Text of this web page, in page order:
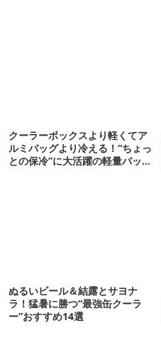
クーラーボックスより軽くてア
ルミバッグより冷える！“ちょっ
との保冷”に大活躍の軽量バッグ
ぬるいビール＆結露とサヨナ
ラ！猛暑に勝つ“最強缶クーラ
ー”おすすめ14選